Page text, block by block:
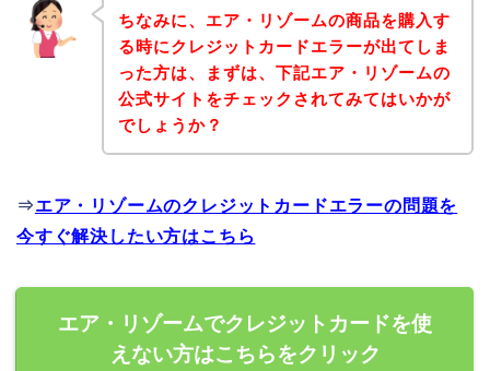
ちなみに、エア・リゾームの商品を購入す
る時にクレジットカードエラーが出てしま
った方は、まずは、下記エア・リゾームの
公式サイトをチェックされてみてはいかが
でしょうか？
⇒エア・リゾームのクレジットカードエラーの問題を
今すぐ解決したい方はこちら
エア・リゾームでクレジットカードを使
えない方はこちらをクリック